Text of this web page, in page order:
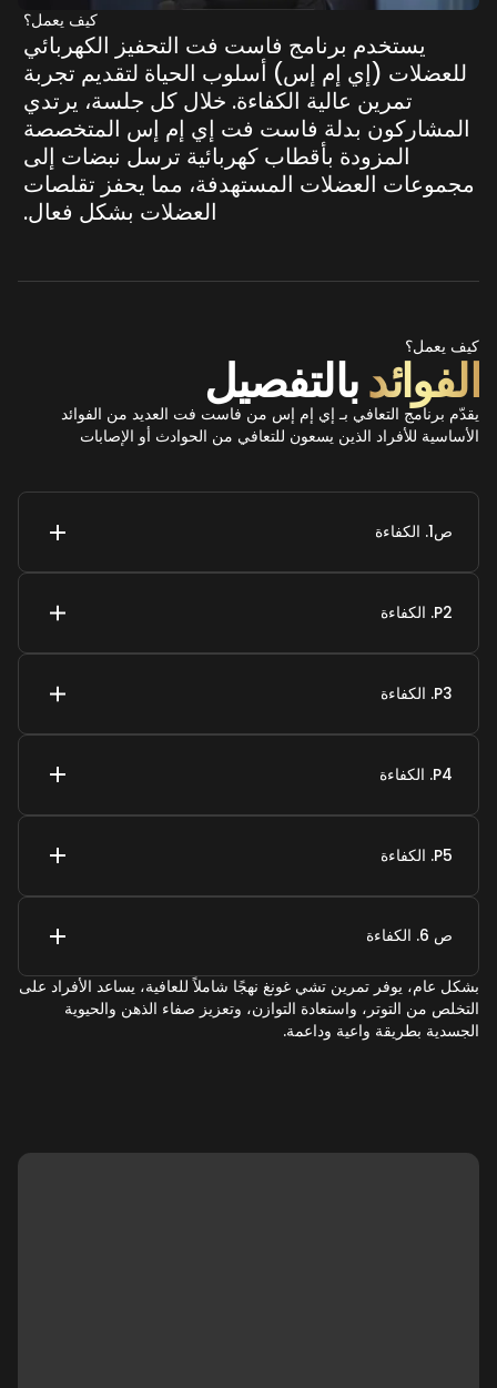
كيف يعمل؟
يستخدم برنامج فاست فت التحفيز الكهربائي
للعضلات (إي إم إس) أسلوب الحياة لتقديم تجربة
تمرين عالية الكفاءة. خلال كل جلسة، يرتدي
المشاركون بدلة فاست فت إي إم إس المتخصصة
المزودة بأقطاب كهربائية ترسل نبضات إلى
مجموعات العضلات المستهدفة، مما يحفز تقلصات
العضلات بشكل فعال.
كيف يعمل؟
الفوائدبالتفصيل
يقدّم برنامج التعافي بـ إي إم إس من فاست فت العديد من الفوائد
الأساسية للأفراد الذين يسعون للتعافي من الحوادث أو الإصابات
ص1. الكفاءة
P2. الكفاءة
P3. الكفاءة
P4. الكفاءة
P5. الكفاءة
ص 6. الكفاءة
بشكل عام، يوفر تمرين تشي غونغ نهجًا شاملاً للعافية، يساعد الأفراد على
التخلص من التوتر، واستعادة التوازن، وتعزيز صفاء الذهن والحيوية
الجسدية بطريقة واعية وداعمة.